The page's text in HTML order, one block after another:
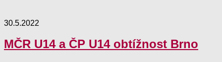
30.5.2022
MČR U14 a ČP U14 obtížnost Brno